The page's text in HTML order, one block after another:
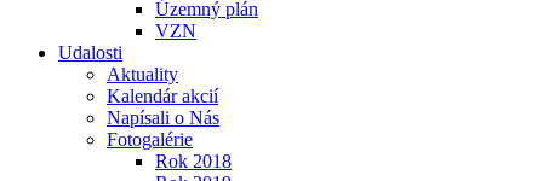
Územný plán
VZN
Udalosti
Aktuality
Kalendár akcií
Napísali o Nás
Fotogalérie
Rok 2018